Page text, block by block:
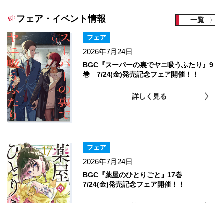
一覧
フェア・イベント情報
フェア
2026年7月24日
BGC『スーパーの裏でヤニ吸うふたり』9
巻 7/24(金)発売記念フェア開催！！
詳しく見る
フェア
2026年7月24日
BGC『薬屋のひとりごと』17巻
7/24(金)発売記念フェア開催！！